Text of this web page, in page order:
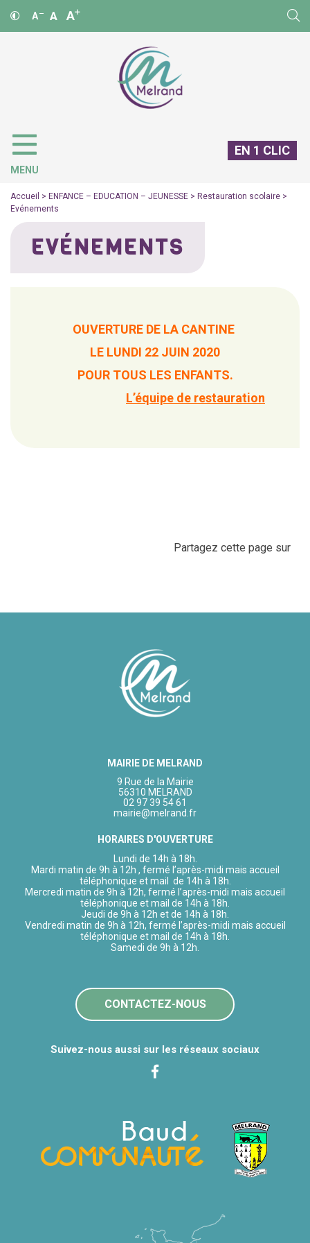
A A A
MENU
EN 1 CLIC
Accueil > ENFANCE – EDUCATION – JEUNESSE > Restauration scolaire >
Evénements
EVÉNEMENTS
OUVERTURE DE LA CANTINE
LE LUNDI 22 JUIN 2020
POUR TOUS LES ENFANTS.
L’équipe de restauration
Partagez cette page sur
MAIRIE DE MELRAND
9 Rue de la Mairie
56310 MELRAND
02 97 39 54 61
mairie@melrand.fr
HORAIRES D'OUVERTURE
Lundi de 14h à 18h.
Mardi matin de 9h à 12h , fermé l’après-midi mais accueil
téléphonique et mail de 14h à 18h.
Mercredi matin de 9h à 12h, fermé l’après-midi mais accueil
téléphonique et mail de 14h à 18h.
Jeudi de 9h à 12h et de 14h à 18h.
Vendredi matin de 9h à 12h, fermé l’après-midi mais accueil
téléphonique et mail de 14h à 18h.
Samedi de 9h à 12h.
CONTACTEZ-NOUS
Suivez-nous aussi sur les réseaux sociaux